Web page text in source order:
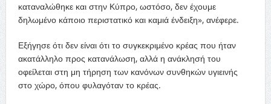
καταναλώθηκε και στην Κύπρο, ωστόσο, δεν έχουμε
δηλωμένο κάποιο περιστατικό και καμιά ένδειξη», ανέφερε.
Εξήγησε ότι δεν είναι ότι το συγκεκριμένο κρέας που ήταν
ακατάλληλο προς κατανάλωση, αλλά η ανάκλησή του
οφείλεται στη μη τήρηση των κανόνων συνθηκών υγιεινής
στο χώρο, όπου φυλαγόταν το κρέας.